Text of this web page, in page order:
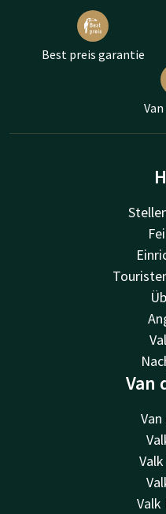
Best preis garantie
Van
Valk